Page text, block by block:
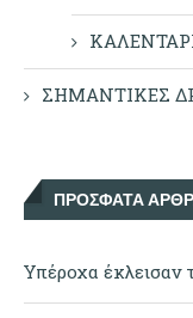
ΣΗΜΑΝΤΙΚΕΣ
ΠΡΌΣΦΑΤΑ
Υπέροχα έκλεισαν